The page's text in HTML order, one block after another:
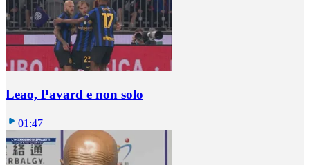
Leao, Pavard e non solo
01:47